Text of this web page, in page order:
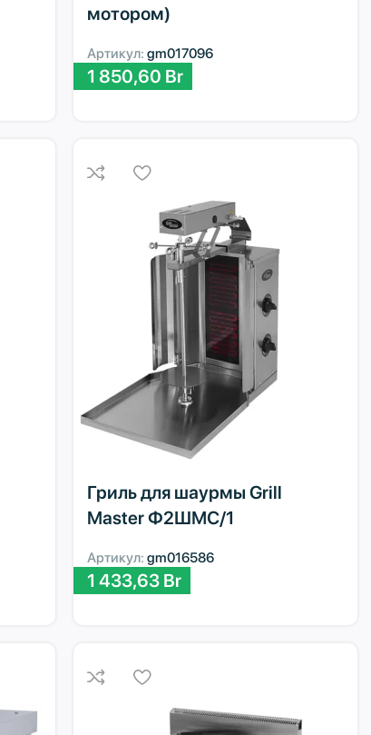
мотором)
Артикул:gm017096
1 850,60 Br
Гриль для шаурмы Grill
Master Ф2ШМС/1
Артикул:gm016586
1 433,63 Br